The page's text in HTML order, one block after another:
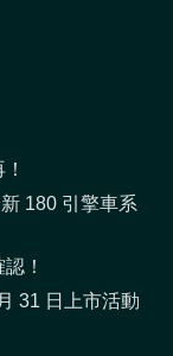
180 引擎車系
！
31 日上市活動